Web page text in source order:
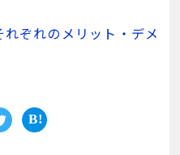
ぞれのメリット・デメ